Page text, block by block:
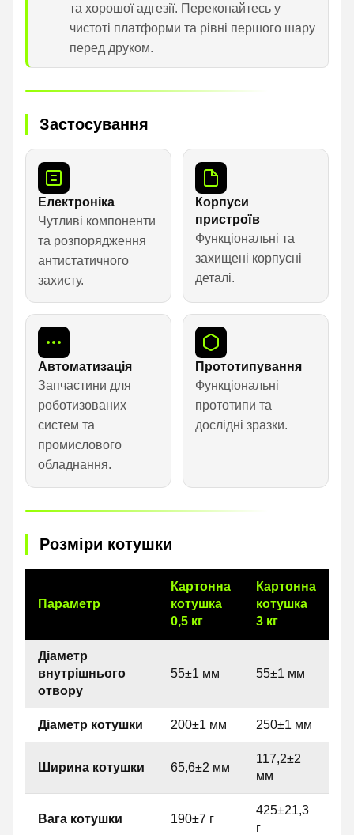
та хорошої адгезії. Переконайтесь у
чистоті платформи та рівні першого шару
перед друком.
Застосування
Електроніка
Чутливі компоненти
та розпорядження
антистатичного
захисту.
Корпуси
пристроїв
Функціональні та
захищені корпусні
деталі.
Автоматизація
Запчастини для
роботизованих
систем та
промислового
обладнання.
Прототипування
Функціональні
прототипи та
дослідні зразки.
Розміри котушки
Параметр
Картонна
котушка
0,5 кг
Картонна
котушка
3 кг
Діаметр
внутрішнього
отвору
55±1 мм 55±1 мм
Діаметр котушки 200±1 мм 250±1 мм
Ширина котушки 65,6±2 мм
117,2±2
мм
Вага котушки 190±7 г
425±21,3
г